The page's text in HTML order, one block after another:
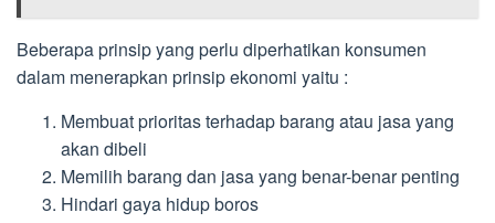
Beberapa prinsip yang perlu diperhatikan konsumen
dalam menerapkan prinsip ekonomi yaitu :
Membuat prioritas terhadap barang atau jasa yang
akan dibeli
Memilih barang dan jasa yang benar-benar penting
Hindari gaya hidup boros